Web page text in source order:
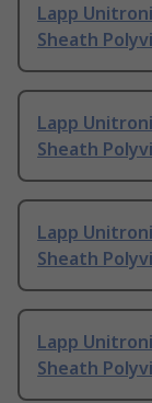
Lapp
Sheath
Lapp
Sheath
Lapp
Sheath
Lapp
Sheath